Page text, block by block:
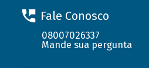
Fale Conosco
08007026337
Mande sua pergunta